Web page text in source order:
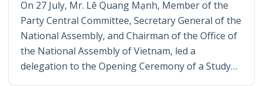
On 27 July, Mr. Lê Quang Mạnh, Member of the
Party Central Committee, Secretary General of the
National Assembly, and Chairman of the Office of
the National Assembly of Vietnam, led a
delegation to the Opening Ceremony of a Study…